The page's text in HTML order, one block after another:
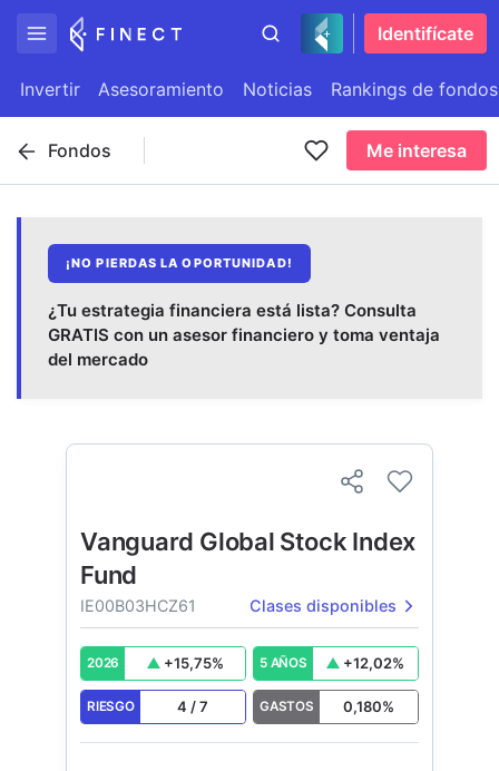
Identifícate
Invertir Asesoramiento Noticias Rankings de fondos
Fondos Me interesa
¡NO PIERDAS LA OPORTUNIDAD!
¿Tu estrategia financiera está lista? Consulta
GRATIS con un asesor financiero y toma ventaja
del mercado
Vanguard Global Stock Index
Fund
IE00B03HCZ61 Clases disponibles
2026 +15,75% 5 AÑOS +12,02%
RIESGO 4 /7 GASTOS 0,180%